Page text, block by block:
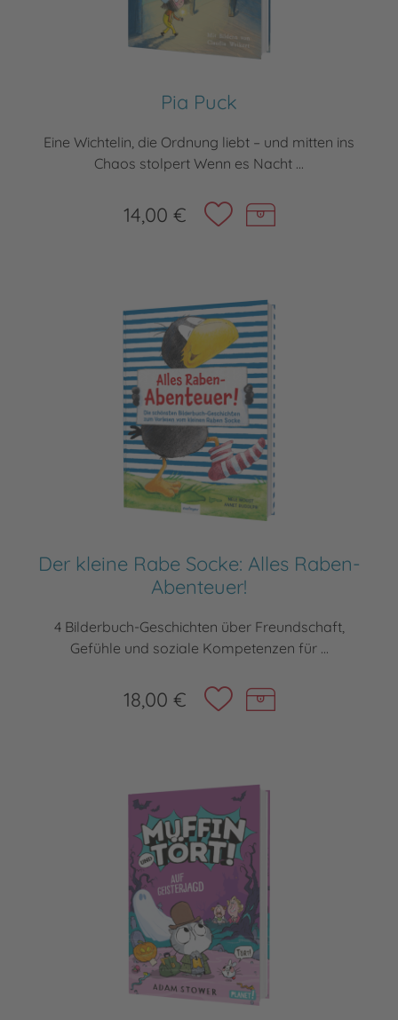
Pia Puck
Eine Wichtelin, die Ordnung liebt – und mitten ins
Chaos stolpert Wenn es Nacht ...
14,00 €
Der kleine Rabe Socke: Alles Raben-
Abenteuer!
4 Bilderbuch-Geschichten über Freundschaft,
Gefühle und soziale Kompetenzen für ...
18,00 €